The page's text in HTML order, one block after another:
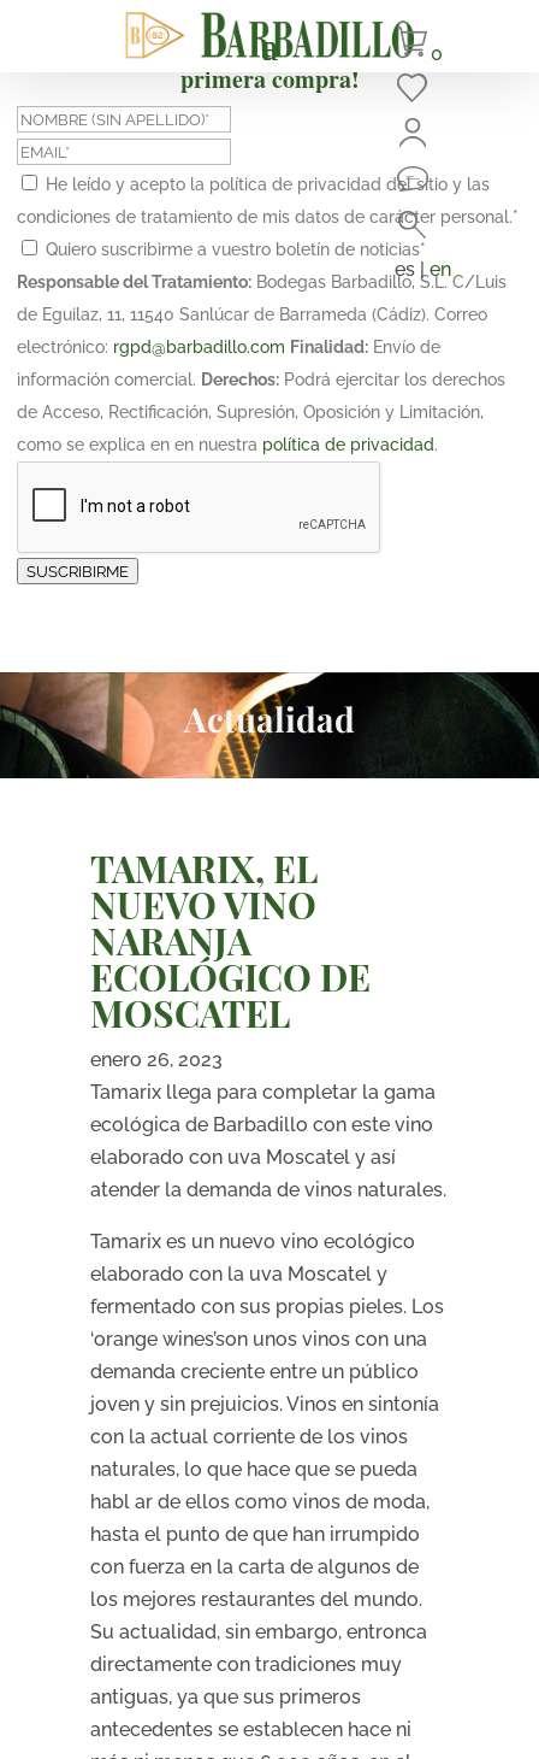
¡Suscríbete y obtén un 10% de descuento en tu
primera compra!
He leído y acepto la política de privacidad del sitio y las
condiciones de tratamiento de mis datos de carácter personal.*
Quiero suscribirme a vuestro boletín de noticias*
Responsable del Tratamiento: Bodegas Barbadillo, S.L. C/Luis
de Eguilaz, 11, 11540 Sanlúcar de Barrameda (Cádiz). Correo
electrónico: rgpd@barbadillo.com Finalidad: Envío de
información comercial. Derechos: Podrá ejercitar los derechos
de Acceso, Rectificación, Supresión, Oposición y Limitación,
como se explica en en nuestra política de privacidad.
SUSCRIBIRME
0
es |en
Actualidad
TAMARIX, EL
NUEVO VINO
NARANJA
ECOLÓGICO DE
MOSCATEL
enero 26, 2023
Tamarix llega para completar la gama
ecológica de Barbadillo con este vino
elaborado con uva Moscatel y así
atender la demanda de vinos naturales.
Tamarix es un nuevo vino ecológico
elaborado con la uva Moscatel y
fermentado con sus propias pieles. Los
‘orange wines’son unos vinos con una
demanda creciente entre un público
joven y sin prejuicios. Vinos en sintonía
con la actual corriente de los vinos
naturales, lo que hace que se pueda
habl ar de ellos como vinos de moda,
hasta el punto de que han irrumpido
con fuerza en la carta de algunos de
los mejores restaurantes del mundo.
Su actualidad, sin embargo, entronca
directamente con tradiciones muy
antiguas, ya que sus primeros
antecedentes se establecen hace ni